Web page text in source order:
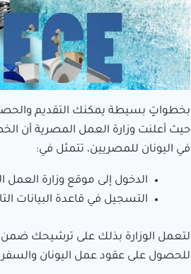
بخطواتٍ بسيطة يمكنك التقديم
حيث أعلنت وزارة العمل المصرية أن
في اليونان للمصريين، تتمثل في:
الدخول إلى موقع وزارة العمل
التسجيل في قاعدة البيانات
لتعمل الوزارة بذلك على ترشيحك ضمن
للحصول على عقود عمل اليونان والسفر